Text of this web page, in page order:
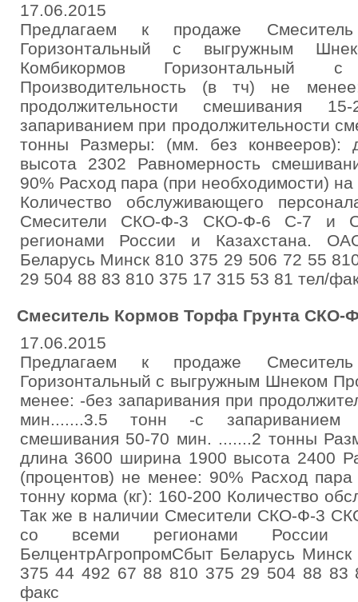
17.06.2015
Предлагаем к продаже
Горизонтальный с выгружным
Комбикормов Горизонтальный
Производительность (в тч) не
продолжительности смешивания
запариванием при продолжительности
тонны Размеры: (мм. без конвееров):
высота 2302 Равномерность
90% Расход пара (при необходимости)
Количество обслуживающего
Смесители СКО-Ф-3 СКО-Ф-6 С-7 и
регионами России и Казахстана.
Беларусь Минск 810 375 29 506 72 55
29 504 88 83 810 375 17 315 53 81 тел/
Смеситель Кормов Торфа Грунта СКО-
17.06.2015
Предлагаем к продаже
Горизонтальный с выгружным Шнеком
менее: -без запаривания при
мин.......3.5 тонн -с запариванием
смешивания 50-70 мин. .......2 тонны
длина 3600 ширина 1900 высота 2400
(процентов) не менее: 90% Расход
тонну корма (кг): 160-200 Количество
Так же в наличии Смесители СКО-Ф-3
со всеми регионами России
БелцентрАгропромСбыт Беларусь
375 44 492 67 88 810 375 29 504 88 83
факс